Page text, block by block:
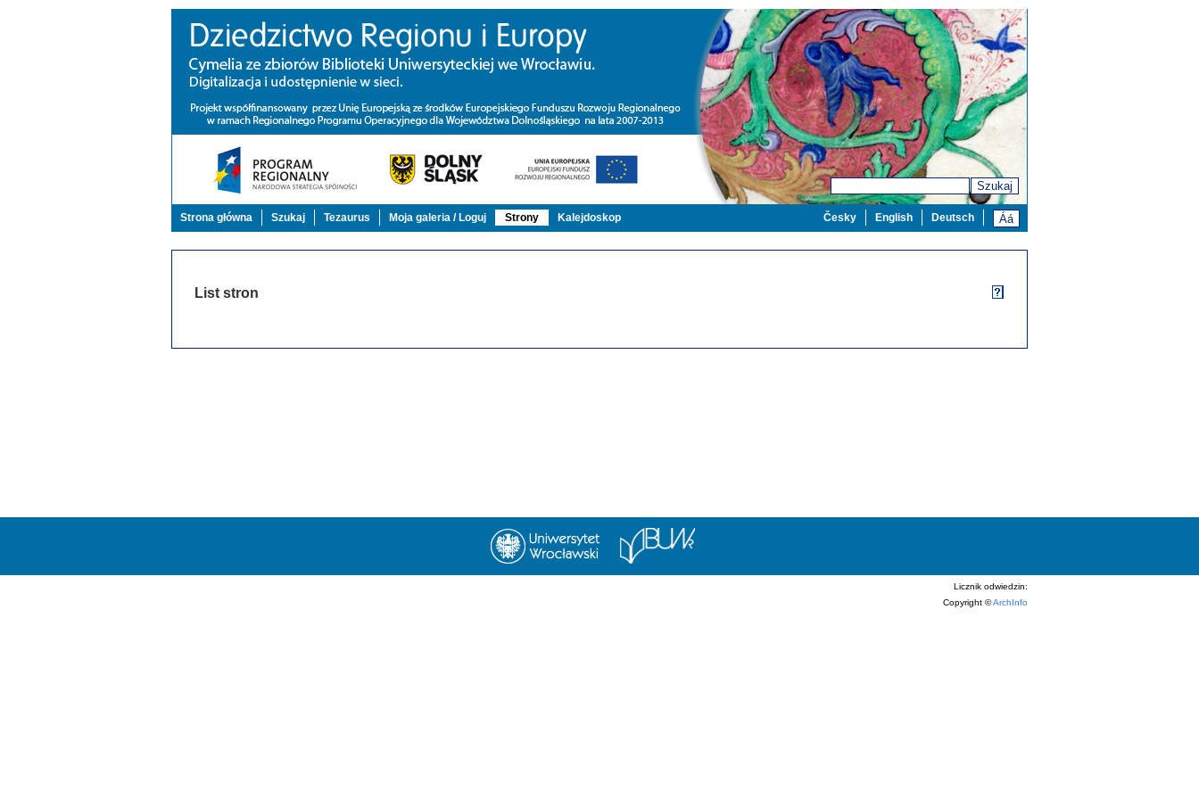
Szukaj
Strona główna Szukaj Tezaurus Moja galeria / Loguj Strony Kalejdoskop Deutsch
English
Česky
List stron
Licznik odwiedzin:
Copyright ©ArchInfo